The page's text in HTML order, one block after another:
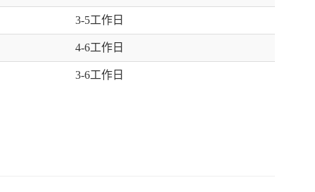
3-5工作日
4-6工作日
3-6工作日